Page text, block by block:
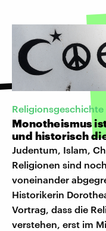
Religionsgeschichte
Monotheismus
und historisch
Judentum, Islam,
Religionen sind
voneinander
Historikerin
Vortrag, dass die
verstehen, erst im